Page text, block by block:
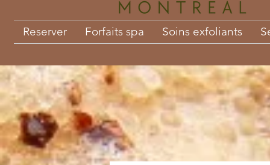
Reserver Forfaits spa Soins exfoliants